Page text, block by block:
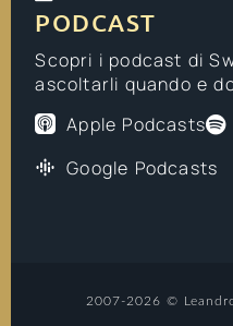
PODCAST
Scopri i podcast di
ascoltarli quando e
Apple Podcasts
Google Podcasts
2007-2026 ©